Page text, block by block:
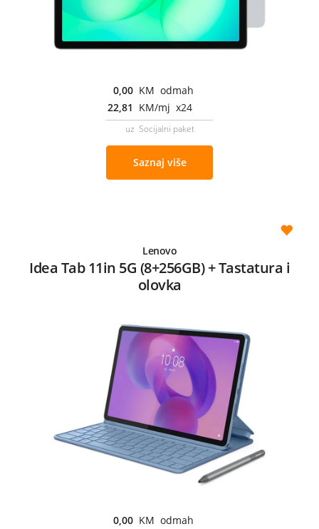
0,00 KM odmah
22,81 KM/mj x24
uz Socijalni paket
Saznaj više
Lenovo
Idea Tab 11in 5G (8+256GB) + Tastatura i
olovka
0,00 KM odmah